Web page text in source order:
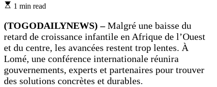
Estimated
time
1 min read
(TOGODAILYNEWS) –Malgré une baisse du
retard de croissance infantile en Afrique de l’Ouest
et du centre, les avancées restent trop lentes. À
Lomé, une conférence internationale réunira
gouvernements, experts et partenaires pour trouver
des solutions concrètes et durables.